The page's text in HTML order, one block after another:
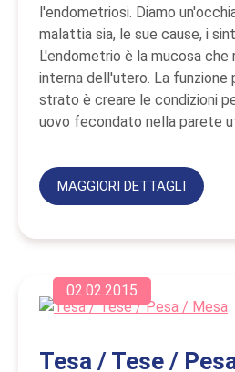
l'endometriosi. Diamo
malattia sia, le sue cause, i
L'endometrio è la mucosa
interna dell'utero. La funzione
strato è creare le condizioni
uovo fecondato nella parete
MAGGIORI DETTAGLI
02.02.2015
Tesa / Tese /